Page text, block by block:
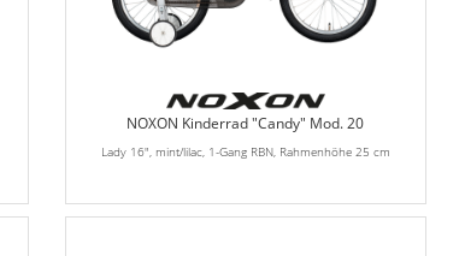
NOXON Kinderrad "Candy" Mod. 20
Lady 16", mint/lilac, 1-Gang RBN, Rahmenhöhe 25 cm